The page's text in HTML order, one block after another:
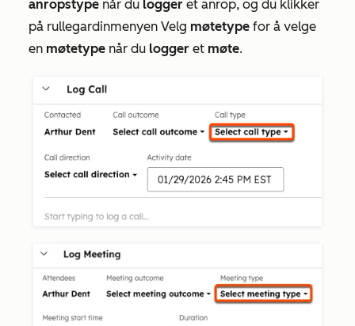
anropstype når du logger et anrop, og du klikker
på rullegardinmenyen Velg møtetype for å velge
en møtetype når du logger et møte.